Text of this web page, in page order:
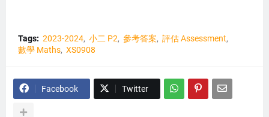
Tags: 2023-2024 小二 P2 參考答案
評估 Assessment
數學 Maths XS0908
Facebook Twitter